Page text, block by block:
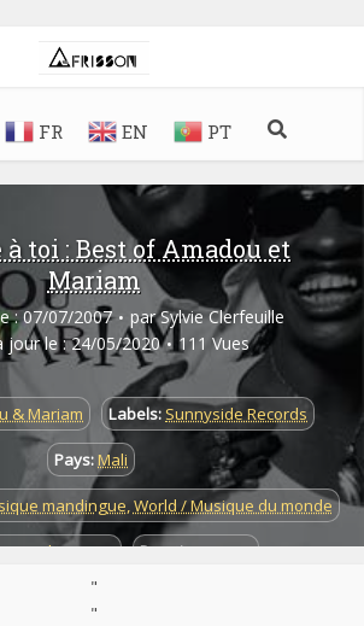
FR EN PT
à toi : Best of Amadou et
Mariam
: 07/07/2007 par Sylvie Clerfeuille
jour le : 24/05/2020
111 Vues
& Mariam Labels:Sunnyside Records
Pays: Mali
mandingue,World / Musique du monde
Compilation CD Parution :2005
"
"